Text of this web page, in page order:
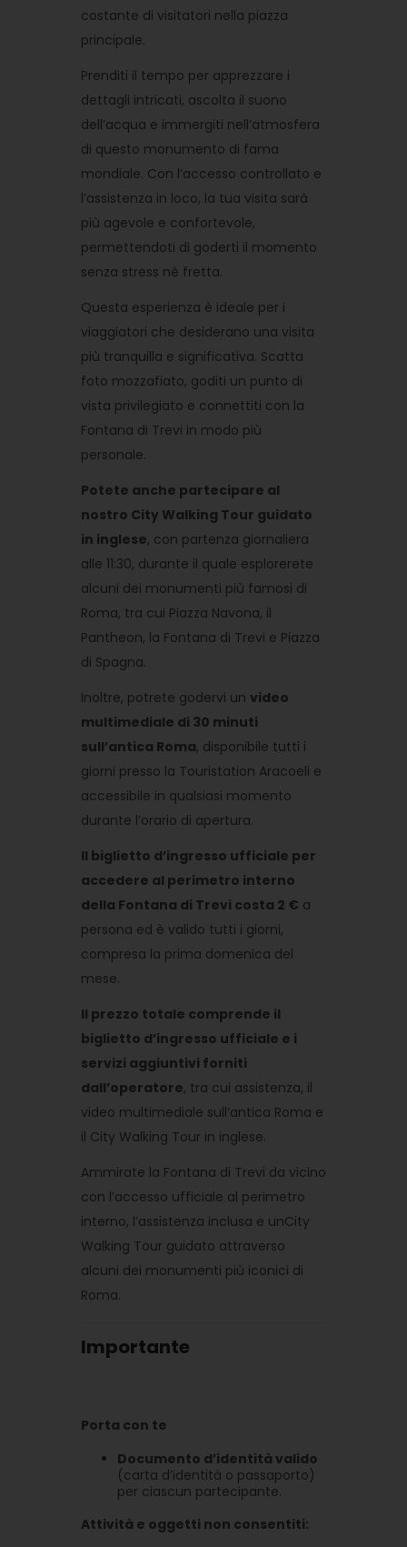
costante di visitatori nella piazza
principale.
Prenditi il ​​tempo per apprezzare i
dettagli intricati, ascolta il suono
dell’acqua e immergiti nell’atmosfera
di questo monumento di fama
mondiale. Con l’accesso controllato e
l’assistenza in loco, la tua visita sarà
più agevole e confortevole,
permettendoti di goderti il ​​momento
senza stress né fretta.
Questa esperienza è ideale per i
viaggiatori che desiderano una visita
più tranquilla e significativa. Scatta
foto mozzafiato, goditi un punto di
vista privilegiato e connettiti con la
Fontana di Trevi in ​​modo più
personale.
Potete anche partecipare al
nostro City Walking Tour guidato
in inglese, con partenza giornaliera
alle 11:30, durante il quale esplorerete
alcuni dei monumenti più famosi di
Roma, tra cui Piazza Navona, il
Pantheon, la Fontana di Trevi e Piazza
di Spagna.
Inoltre, potrete godervi un video
multimediale di 30 minuti
sull’antica Roma, disponibile tutti i
giorni presso la Touristation Aracoeli e
accessibile in qualsiasi momento
durante l’orario di apertura.
Il biglietto d’ingresso ufficiale per
accedere al perimetro interno
della Fontana di Trevi costa 2 € a
persona ed è valido tutti i giorni,
compresa la prima domenica del
mese.
Il prezzo totale comprende il
biglietto d’ingresso ufficiale e i
servizi aggiuntivi forniti
dall’operatore, tra cui assistenza, il
video multimediale sull’antica Roma e
il City Walking Tour in inglese.
Ammirate la Fontana di Trevi da vicino
con l’accesso ufficiale al perimetro
interno, l’assistenza inclusa e unCity
Walking Tour guidato attraverso
alcuni dei monumenti più iconici di
Roma.
Importante
Porta con te
Documento d’identità valido
(carta d’identità o passaporto)
per ciascun partecipante.
Attività e oggetti non consentiti: